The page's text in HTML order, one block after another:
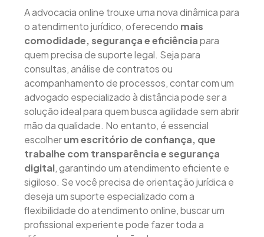
A advocacia online trouxe uma nova dinâmica para
o atendimento jurídico, oferecendo mais
comodidade, segurança e eficiênciapara
quem precisa de suporte legal. Seja para
consultas, análise de contratos ou
acompanhamento de processos, contar com um
advogado especializado à distância pode ser a
solução ideal para quem busca agilidade sem abrir
mão da qualidade. No entanto, é essencial
escolherum escritório de confiança, que
trabalhe com transparência e segurança
digital, garantindo um atendimento eficiente e
sigiloso. Se você precisa de orientação jurídica e
deseja um suporte especializado com a
flexibilidade do atendimento online, buscar um
profissional experiente pode fazer toda a